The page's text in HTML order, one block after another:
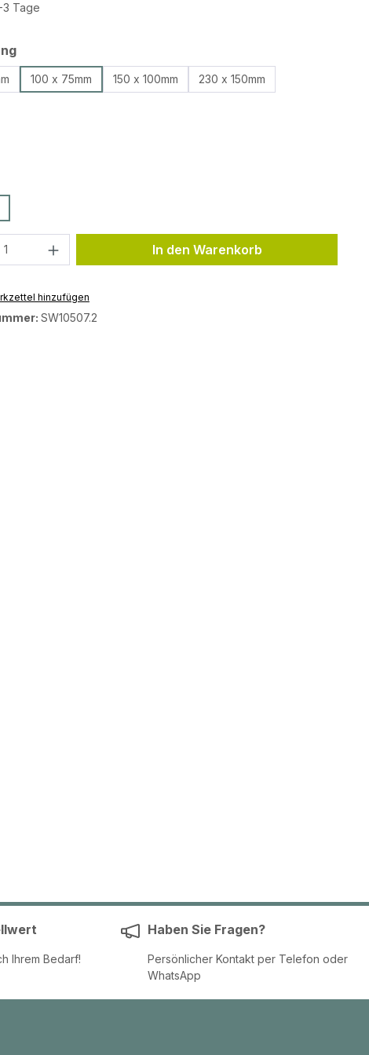
3 Tage
auswählen
100 x 75mm 150 x 100mm 230 x 150mm
Anzahl: Gib den gewünschten Wert
In den Warenkorb
hinzufügen
SW10507.2
Ihrem Bedarf!
Haben Sie Fragen?
Persönlicher Kontakt per Telefon oder
WhatsApp